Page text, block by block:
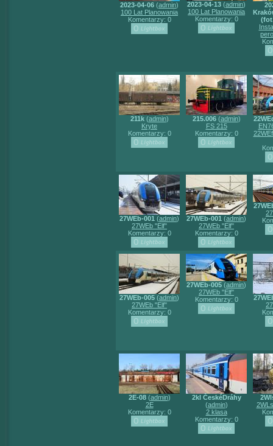
2023-04-06 (admin)
100 Lat Planowania
Komentarzy: 0
2023-04-13 (admin)
100 Lat Planowania
Komentarzy: 0
211k(admin)
Kryte
Komentarzy: 0
215.006(admin)
FS 215
Komentarzy: 0
27WEb-001 (admin)
27WEb "Elf"
Komentarzy: 0
27WEb-001 (admin)
27WEb "Elf"
Komentarzy: 0
27WEb-005 (admin)
27WEb "Elf"
Komentarzy: 0
27WEb-005 (admin)
27WEb "Elf"
Komentarzy: 0
2E-08(admin)
2E
Komentarzy: 0
2kl ČeskéDráhy
(admin)
2 klasa
Komentarzy: 0